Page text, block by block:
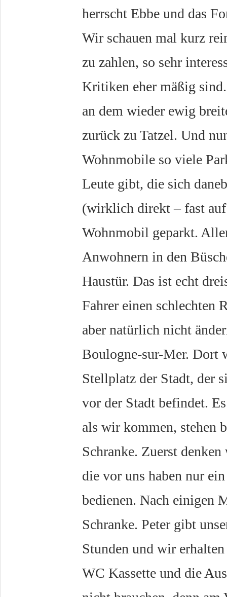
herrscht Ebbe und das
Wir schauen mal kurz
zu zahlen, so sehr
Kritiken eher mäßig
an dem wieder ewig
zurück zu Tatzel. Und
Wohnmobile so viele
Leute gibt, die sich
(wirklich direkt – fast
Wohnmobil geparkt.
Anwohnern in den
Haustür. Das ist echt
Fahrer einen schlechten
aber natürlich nicht
Boulogne-sur-Mer. Dort
Stellplatz der Stadt, der
vor der Stadt befindet.
als wir kommen, stehen
Schranke. Zuerst
die vor uns haben nur
bedienen. Nach einigen
Schranke. Peter gibt
Stunden und wir
WC Kassette und die